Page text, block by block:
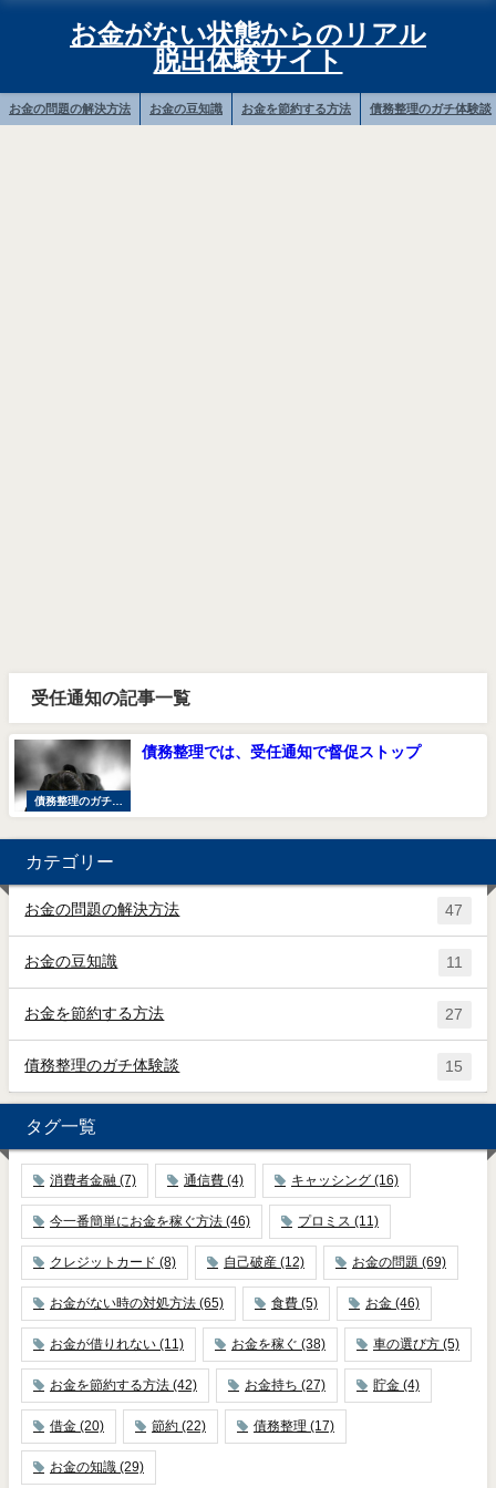
お金がない状態からのリアル
脱出体験サイト
お金の問題の解決方法 お金の豆知識 お金を節約する方法 債務整理のガチ体験談
受任通知の記事一覧
債務整理のガチ体
験談
債務整理では、受任通知で督促ストップ
カテゴリー
お金の問題の解決方法 47
お金の豆知識 11
お金を節約する方法 27
債務整理のガチ体験談 15
タグ一覧
消費者金融 (7) 通信費 (4) キャッシング (16)
今一番簡単にお金を稼ぐ方法 (46) プロミス (11)
クレジットカード (8) 自己破産 (12) お金の問題 (69)
お金がない時の対処方法 (65) 食費 (5) お金 (46)
お金が借りれない (11) お金を稼ぐ (38) 車の選び方 (5)
お金を節約する方法 (42) お金持ち (27) 貯金 (4)
借金 (20) 節約 (22) 債務整理 (17)
お金の知識 (29)